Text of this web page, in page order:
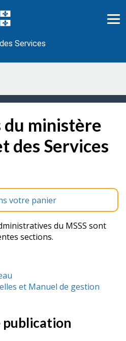
Services
du ministère
des Services
votre panier
du MSSS sont
sections.
et Manuel de gestion
publication